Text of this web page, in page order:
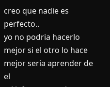
creo que nadie es
perfecto..
yo no podria hacerlo
mejor si el otro lo hace
mejor seria aprender de
el